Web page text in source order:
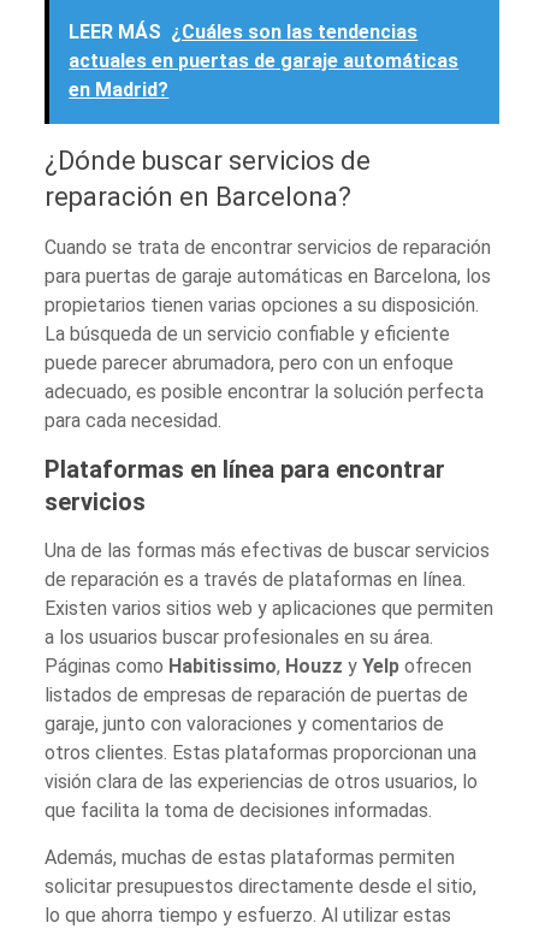
LEER MÁS ¿Cuáles son las tendencias
actuales en puertas de garaje automáticas
en Madrid?
¿Dónde buscar servicios de
reparación en Barcelona?
Cuando se trata de encontrar servicios de reparación
para puertas de garaje automáticas en Barcelona, los
propietarios tienen varias opciones a su disposición.
La búsqueda de un servicio confiable y eficiente
puede parecer abrumadora, pero con un enfoque
adecuado, es posible encontrar la solución perfecta
para cada necesidad.
Plataformas en línea para encontrar
servicios
Una de las formas más efectivas de buscar servicios
de reparación es a través de plataformas en línea.
Existen varios sitios web y aplicaciones que permiten
a los usuarios buscar profesionales en su área.
Páginas como Habitissimo, Houzz yYelp ofrecen
listados de empresas de reparación de puertas de
garaje, junto con valoraciones y comentarios de
otros clientes. Estas plataformas proporcionan una
visión clara de las experiencias de otros usuarios, lo
que facilita la toma de decisiones informadas.
Además, muchas de estas plataformas permiten
solicitar presupuestos directamente desde el sitio,
lo que ahorra tiempo y esfuerzo. Al utilizar estas